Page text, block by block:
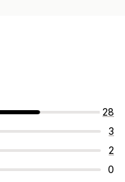
28
3
2
0